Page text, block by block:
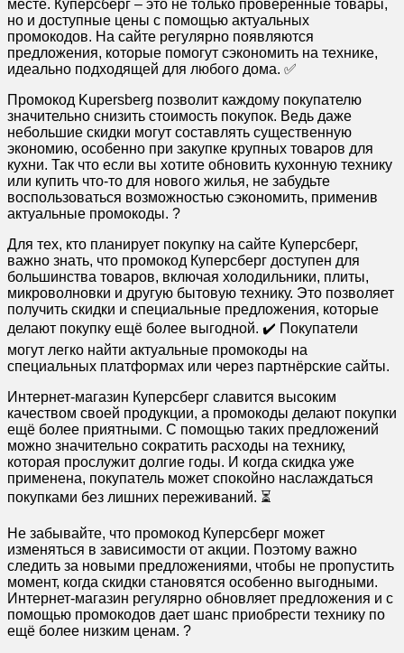
месте. Куперсберг – это не только проверенные товары,
но и доступные цены с помощью актуальных
промокодов. На сайте регулярно появляются
предложения, которые помогут сэкономить на технике,
идеально подходящей для любого дома. ✅
Промокод Kupersberg позволит каждому покупателю
значительно снизить стоимость покупок. Ведь даже
небольшие скидки могут составлять существенную
экономию, особенно при закупке крупных товаров для
кухни. Так что если вы хотите обновить кухонную технику
или купить что-то для нового жилья, не забудьте
воспользоваться возможностью сэкономить, применив
актуальные промокоды. ?
Для тех, кто планирует покупку на сайте Куперсберг,
важно знать, что промокод Куперсберг доступен для
большинства товаров, включая холодильники, плиты,
микроволновки и другую бытовую технику. Это позволяет
получить скидки и специальные предложения, которые
делают покупку ещё более выгодной. ✔️ Покупатели
могут легко найти актуальные промокоды на
специальных платформах или через партнёрские сайты.
Интернет-магазин Куперсберг славится высоким
качеством своей продукции, а промокоды делают покупки
ещё более приятными. С помощью таких предложений
можно значительно сократить расходы на технику,
которая прослужит долгие годы. И когда скидка уже
применена, покупатель может спокойно наслаждаться
покупками без лишних переживаний. ⏳
Не забывайте, что промокод Куперсберг может
изменяться в зависимости от акции. Поэтому важно
следить за новыми предложениями, чтобы не пропустить
момент, когда скидки становятся особенно выгодными.
Интернет-магазин регулярно обновляет предложения и с
помощью промокодов дает шанс приобрести технику по
ещё более низким ценам. ?